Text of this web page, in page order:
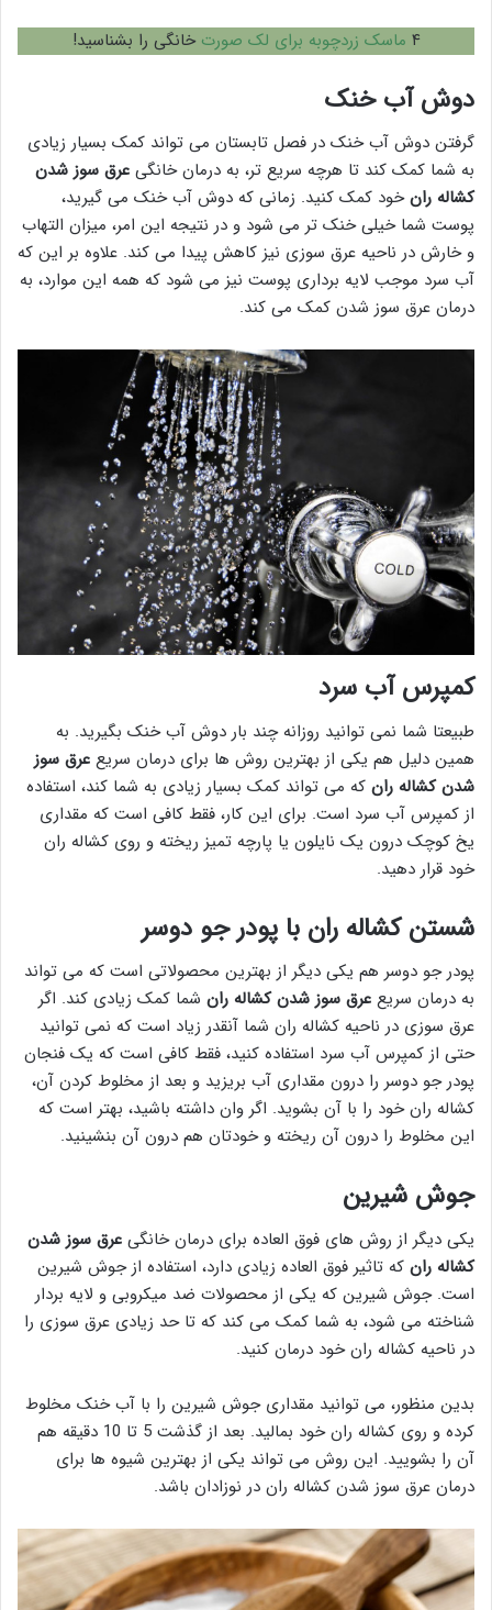
۴ ماسک زردچوبه برای لک صورت خانگی را بشناسید!
دوش آب خنک
گرفتن دوش آب خنک در فصل تابستان می تواند کمک بسیار زیادی
به شما کمک کند تا هرچه سریع تر، به درمان خانگی عرق سوز شدن
کشاله رانخود کمک کنید. زمانی که دوش آب خنک می گیرید،
پوست شما خیلی خنک تر می شود و در نتیجه این امر، میزان التهاب
و خارش در ناحیه عرق سوزی نیز کاهش پیدا می کند. علاوه بر این که
آب سرد موجب لایه برداری پوست نیز می شود که همه این موارد، به
درمان عرق سوز شدن کمک می کند.
کمپرس آب سرد
طبیعتا شما نمی توانید روزانه چند بار دوش آب خنک بگیرید. به
همین دلیل هم یکی از بهترین روش ها برای درمان سریع عرق سوز
شدن کشاله ران که می تواند کمک بسیار زیادی به شما کند، استفاده
از کمپرس آب سرد است. برای این کار، فقط کافی است که مقداری
یخ کوچک درون یک نایلون یا پارچه تمیز ریخته و روی کشاله ران
خود قرار دهید.
شستن کشاله ران با پودر جو دوسر
پودر جو دوسر هم یکی دیگر از بهترین محصولاتی است که می تواند
به درمان سریع عرق سوز شدن کشاله ران شما کمک زیادی کند. اگر
عرق سوزی در ناحیه کشاله ران شما آنقدر زیاد است که نمی توانید
حتی از کمپرس آب سرد استفاده کنید، فقط کافی است که یک فنجان
پودر جو دوسر را درون مقداری آب بریزید و بعد از مخلوط کردن آن،
کشاله ران خود را با آن بشوید. اگر وان داشته باشید، بهتر است که
این مخلوط را درون آن ریخته و خودتان هم درون آن بنشینید.
جوش شیرین
یکی دیگر از روش های فوق العاده برای درمان خانگی عرق سوز شدن
کشاله ران که تاثیر فوق العاده زیادی دارد، استفاده از جوش شیرین
است. جوش شیرین که یکی از محصولات ضد میکروبی و لایه بردار
شناخته می شود، به شما کمک می کند که تا حد زیادی عرق سوزی را
در ناحیه کشاله ران خود درمان کنید.
بدین منظور، می توانید مقداری جوش شیرین را با آب خنک مخلوط
کرده و روی کشاله ران خود بمالید. بعد از گذشت 5 تا 10 دقیقه هم
آن را بشویید. این روش می تواند یکی از بهترین شیوه ها برای
درمان عرق سوز شدن کشاله ران در نوزادان باشد.